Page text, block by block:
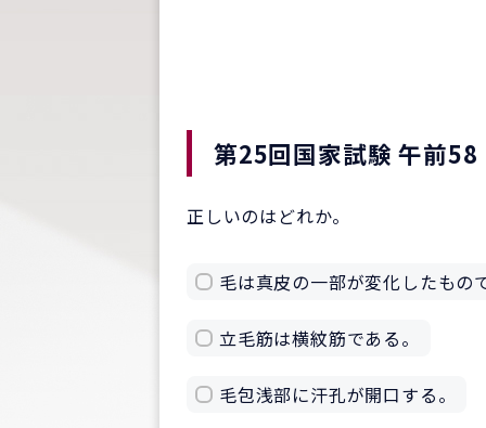
第25回国家試験 午前58
正しいのはどれか。
毛は真皮の一部が変化したもの
立毛筋は横紋筋である。
毛包浅部に汗孔が開口する。